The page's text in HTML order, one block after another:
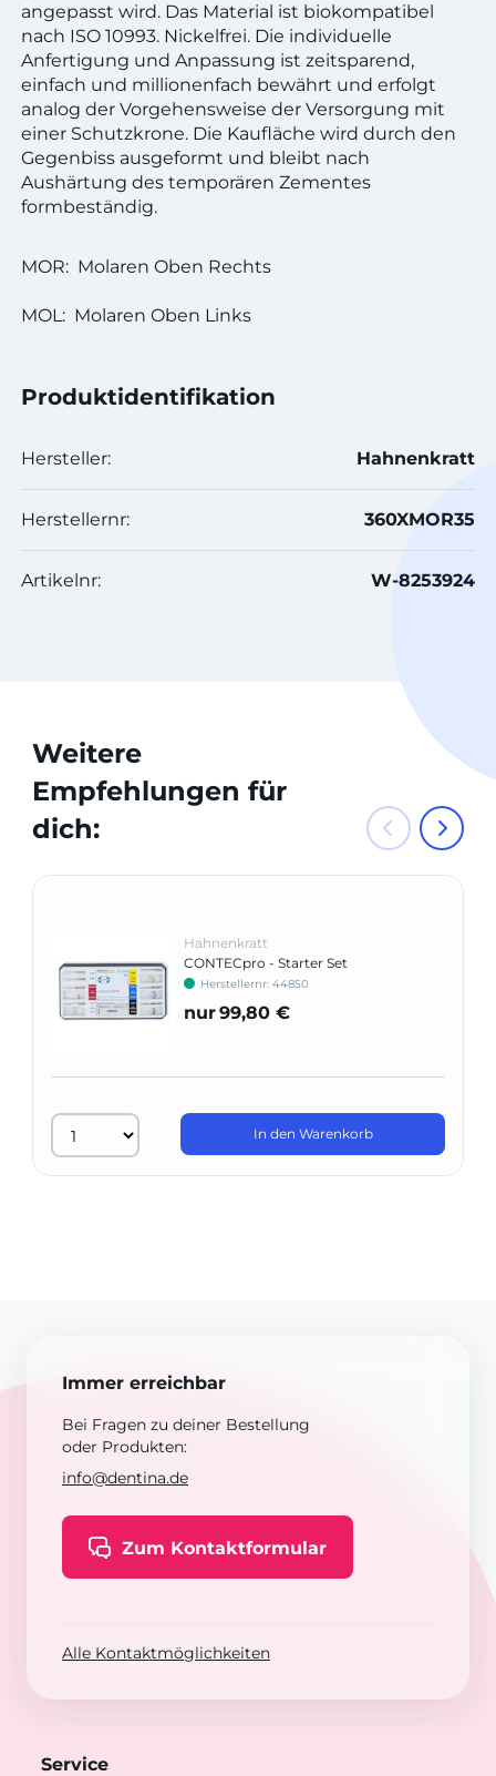
angepasst wird. Das Material ist biokompatibel
nach ISO 10993. Nickelfrei. Die individuelle
Anfertigung und Anpassung ist zeitsparend,
einfach und millionenfach bewährt und erfolgt
analog der Vorgehensweise der Versorgung mit
einer Schutzkrone. Die Kaufläche wird durch den
Gegenbiss ausgeformt und bleibt nach
Aushärtung des temporären Zementes
formbeständig.
MOR: Molaren Oben Rechts
MOL: Molaren Oben Links
Produktidentifikation
Hersteller: Hahnenkratt
Herstellernr: 360XMOR35
Artikelnr: W-8253924
Weitere
Empfehlungen für
dich:
Hahnenkratt
CONTECpro - Starter Set
Herstellernr: 44850
nur99,80 €
In den Warenkorb
Immer erreichbar
Bei Fragen zu deiner Bestellung
oder Produkten:
info@dentina.de
Zum Kontaktformular
Alle Kontaktmöglichkeiten
Service